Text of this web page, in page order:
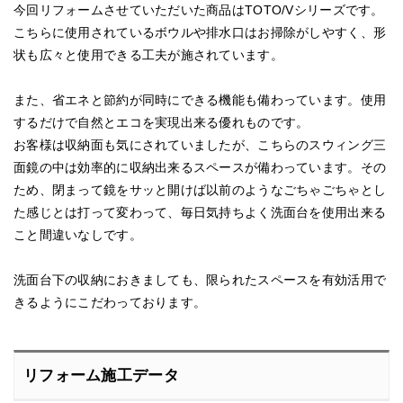
今回リフォームさせていただいた商品はTOTO/Vシリーズです。
こちらに使用されているボウルや排水口はお掃除がしやすく、形
状も広々と使用できる工夫が施されています。
また、省エネと節約が同時にできる機能も備わっています。使用
するだけで自然とエコを実現出来る優れものです。
お客様は収納面も気にされていましたが、こちらのスウィング三
面鏡の中は効率的に収納出来るスペースが備わっています。その
ため、閉まって鏡をサッと開けば以前のようなごちゃごちゃとし
た感じとは打って変わって、毎日気持ちよく洗面台を使用出来る
こと間違いなしです。
洗面台下の収納におきましても、限られたスペースを有効活用で
きるようにこだわっております。
リフォーム施工データ